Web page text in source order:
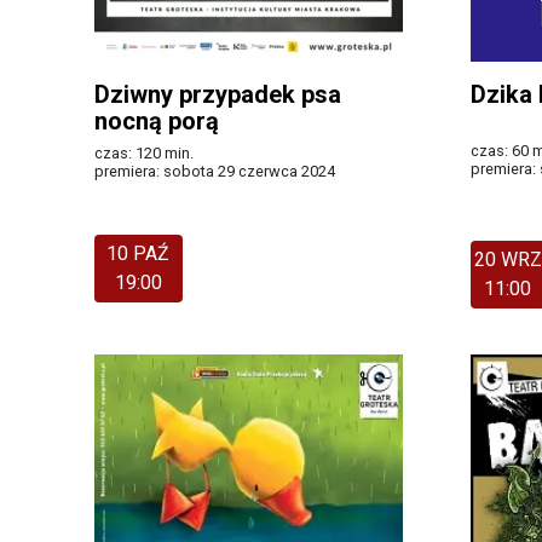
Dziwny przypadek psa
nocną porą
czas: 120 min.
premiera: sobota 29 czerwca 2024
10 PAŹ
19:00
Dzika
czas: 60
premiera:
20 WRZ
11:00